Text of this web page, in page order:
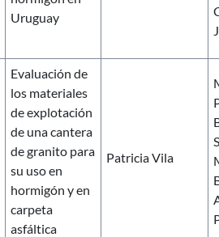
Uruguay
Evaluación de
los materiales
de explotación
de una cantera
de granito para
su uso en
hormigón y en
carpeta
asfáltica
Patricia Vila